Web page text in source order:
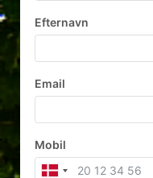
Efternavn
Email
Mobil